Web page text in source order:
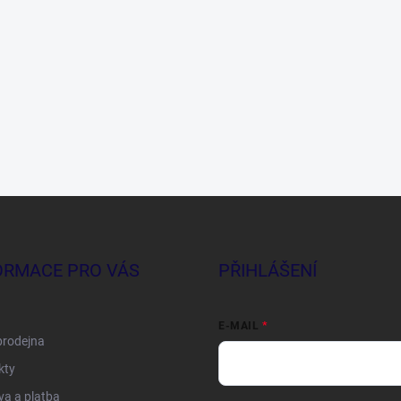
PRO VÁS
a platba
PŘIHLÁŠENÍ
E-MAIL